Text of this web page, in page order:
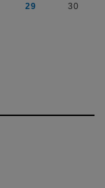
29 30